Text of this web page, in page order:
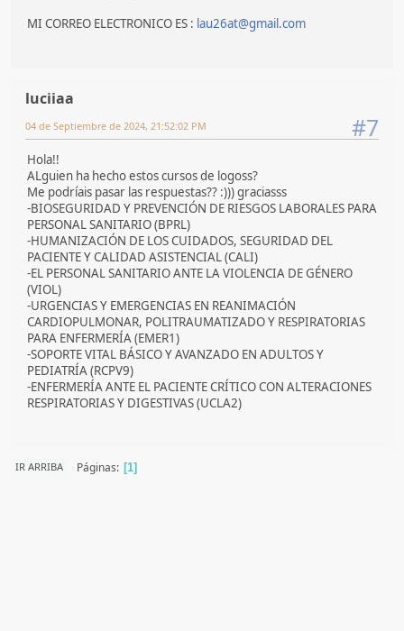
MI CORREO ELECTRONICO ES : lau26at@gmail.com
luciiaa
#7
04 de Septiembre de 2024, 21:52:02 PM
Hola!!
ALguien ha hecho estos cursos de logoss?
Me podríais pasar las respuestas?? :))) graciasss
-BIOSEGURIDAD Y PREVENCIÓN DE RIESGOS LABORALES PARA
PERSONAL SANITARIO (BPRL)
-HUMANIZACIÓN DE LOS CUIDADOS, SEGURIDAD DEL
PACIENTE Y CALIDAD ASISTENCIAL (CALI)
-EL PERSONAL SANITARIO ANTE LA VIOLENCIA DE GÉNERO
(VIOL)
-URGENCIAS Y EMERGENCIAS EN REANIMACIÓN
CARDIOPULMONAR, POLITRAUMATIZADO Y RESPIRATORIAS
PARA ENFERMERÍA (EMER1)
-SOPORTE VITAL BÁSICO Y AVANZADO EN ADULTOS Y
PEDIATRÍA (RCPV9)
-ENFERMERÍA ANTE EL PACIENTE CRÍTICO CON ALTERACIONES
RESPIRATORIAS Y DIGESTIVAS (UCLA2)
IR ARRIBA Páginas 1